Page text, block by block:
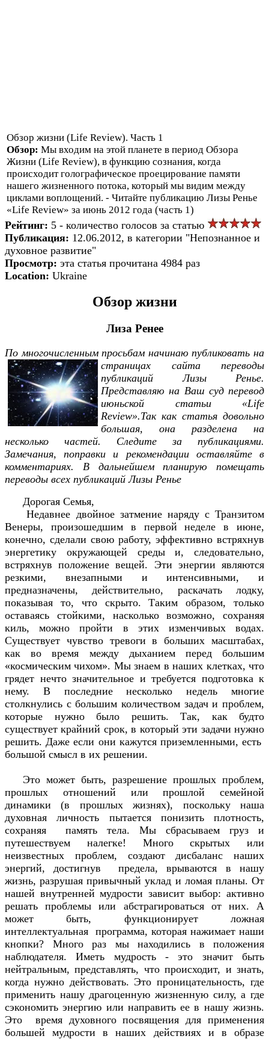
Обзор жизни (Life Review). Часть 1
Обзор: Мы входим на этой планете в период Обзора
Жизни (Life Review), в функцию сознания, когда
происходит голографическое проецирование памяти
нашего жизненного потока, который мы видим между
циклами воплощений. - Читайте публикацию Лизы Ренье
«Life Review» за июнь 2012 года (часть 1)
Рейтинг: 5 - количество голосов за статью
Публикация: 12.06.2012, в категории "Непознанное и
духовное развитие"
Просмотр: эта статья прочитана 4984 раз
Location: Ukraine
Обзор жизни
Лиза Ренее
По многочисленным просьбам начинаю публиковать на
страницах сайта переводы
публикаций Лизы Ренье.
Представляю на Ваш суд перевод
июньской статьи «Life
Review».Так как статья довольно
большая, она разделена на
несколько частей. Следите за публикациями.
Замечания, поправки и рекомендации оставляйте в
комментариях. В дальнейшем планирую помещать
переводы всех публикаций Лизы Ренье
Дорогая Семья,
Недавнее двойное затмение наряду с Транзитом
Венеры, произошедшим в первой неделе в июне,
конечно, сделали свою работу, эффективно встряхнув
энергетику окружающей среды и, следовательно,
встряхнув положение вещей. Эти энергии являются
резкими, внезапными и интенсивными, и
предназначены, действительно, раскачать лодку,
показывая то, что скрыто. Таким образом, только
оставаясь стойкими, насколько возможно, сохраняя
киль, можно пройти в этих изменчивых водах.
Существует чувство тревоги в больших масштабах,
как во время между дыханием перед большим
«космическим чихом». Мы знаем в наших клетках, что
грядет нечто значительное и требуется подготовка к
нему. В последние несколько недель многие
столкнулись с большим количеством задач и проблем,
которые нужно было решить. Так, как будто
существует крайний срок, в который эти задачи нужно
решить. Даже если они кажутся приземленными, есть
большой смысл в их решении.
Это может быть, разрешение прошлых проблем,
прошлых отношений или прошлой семейной
динамики (в прошлых жизнях), поскольку наша
духовная личность пытается понизить плотность,
сохраняя память тела. Мы сбрасываем груз и
путешествуем налегке! Много скрытых или
неизвестных проблем, создают дисбаланс наших
энергий, достигнув предела, врываются в нашу
жизнь, разрушая привычный уклад и ломая планы. От
нашей внутренней мудрости зависит выбор: активно
решать проблемы или абстрагироваться от них. А
может быть, функционирует ложная
интеллектуальная программа, которая нажимает наши
кнопки? Много раз мы находились в положения
наблюдателя. Иметь мудрость - это значит быть
нейтральным, представлять, что происходит, и знать,
когда нужно действовать. Это проницательность, где
применить нашу драгоценную жизненную силу, а где
сэкономить энергию или направить ее в нашу жизнь.
Это время духовного посвящения для применения
большей мудрости в наших действиях и в образе